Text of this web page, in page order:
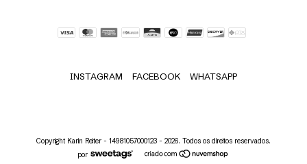
INSTAGRAM FACEBOOK WHATSAPP
Copyright Karin Reiter - 14981057000123 - 2026. Todos os direitos reservados.
por